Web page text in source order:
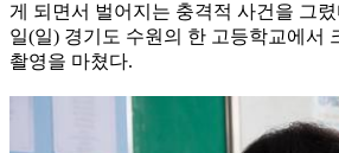
게 되면서 벌어지는 충격적 사건을 그
일(일) 경기도 수원의 한 고등학교에서
촬영을 마쳤다.